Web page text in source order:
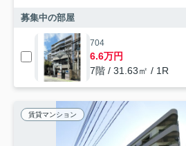
募集中の部屋
704
6.6万円
7階 / 31.63㎡ / 1R
賃貸マンション